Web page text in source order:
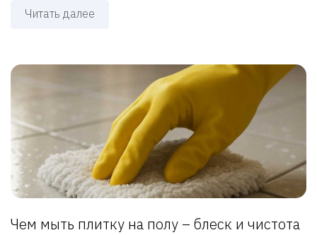
Читать далее
Чем мыть плитку на полу – блеск и чистота